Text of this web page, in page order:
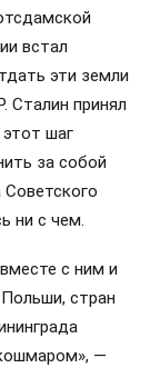
встал
эти земли
Сталин принял
шаг
за собой
Советского
ни с чем.
с ним и
стран
—